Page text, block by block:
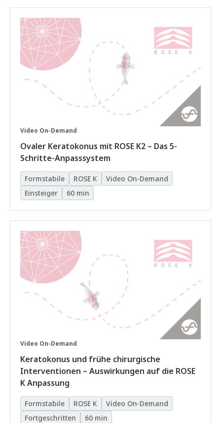
Video On-Demand
Ovaler Keratokonus mit ROSE K2 – Das 5-
Schritte-Anpasssystem
Formstabile ROSE K
Video On-Demand
Einsteiger
60 min
Video On-Demand
Keratokonus und frühe chirurgische
Interventionen – Auswirkungen auf die ROSE
K Anpassung
Formstabile ROSE K
Video On-Demand
Fortgeschritten
60 min